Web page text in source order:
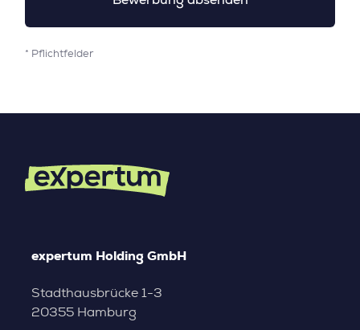
* Pflichtfelder
expertum Holding GmbH
Stadthausbrücke 1-3
20355 Hamburg